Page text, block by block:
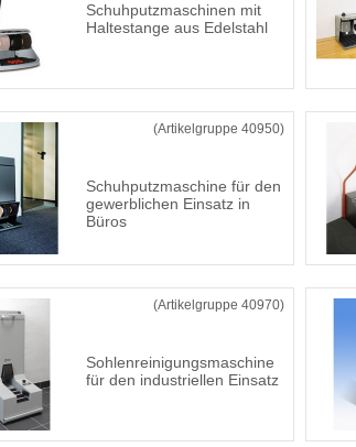
Schuhputzmaschinen mit
Haltestange aus Edelstahl
(Artikelgruppe 40950)
Schuhputzmaschine für den
gewerblichen Einsatz in
Büros
(Artikelgruppe 40970)
Sohlenreinigungsmaschine
für den industriellen Einsatz